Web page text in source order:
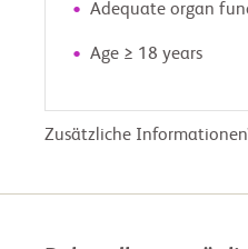
Adequate organ
Age ≥ 18 years
Zusätzliche